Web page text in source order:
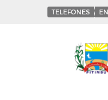
TELEFONES